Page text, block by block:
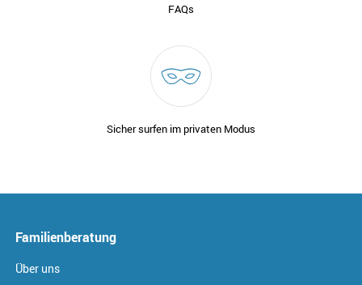
FAQs
Sicher surfen im privaten Modus
Familienberatung
Über uns